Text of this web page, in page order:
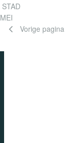
Vorige pagina